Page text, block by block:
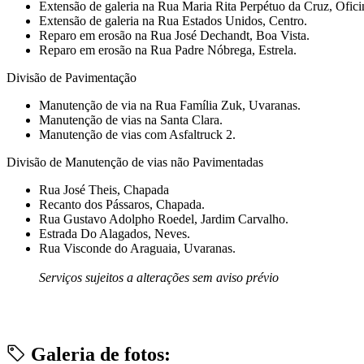
Extensão de galeria na Rua Maria Rita Perpétuo da Cruz,
Extensão de galeria na Rua Estados Unidos, Centro.
Reparo em erosão na Rua José Dechandt, Boa Vista.
Reparo em erosão na Rua Padre Nóbrega, Estrela.
Divisão de Pavimentação
Manutenção de via na Rua Família Zuk, Uvaranas.
Manutenção de vias na Santa Clara.
Manutenção de vias com Asfaltruck 2.
Divisão de Manutenção de vias não Pavimentadas
Rua José Theis, Chapada
Recanto dos Pássaros, Chapada.
Rua Gustavo Adolpho Roedel, Jardim Carvalho.
Estrada Do Alagados, Neves.
Rua Visconde do Araguaia, Uvaranas.
Serviços sujeitos a alterações sem aviso prévio
Galeria de fotos: